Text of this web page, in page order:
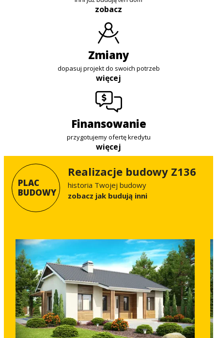
zobacz
zmiany
dopasuj projekt do swoich potrzeb
więcej
finansowanie
przygotujemy ofertę kredytu
więcej
PLAC
BUDOWY
Realizacje budowy Z136
historia Twojej budowy
Zobacz jak budują inni